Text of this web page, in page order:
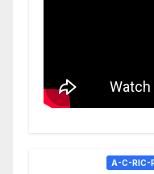
A-C-RIC-